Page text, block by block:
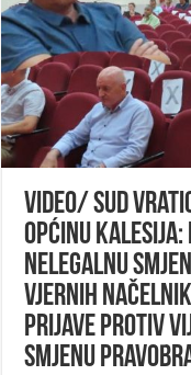
VIDEO/ Sud
Općinu
nelegalnu
vjernih
prijave protiv
smjenu